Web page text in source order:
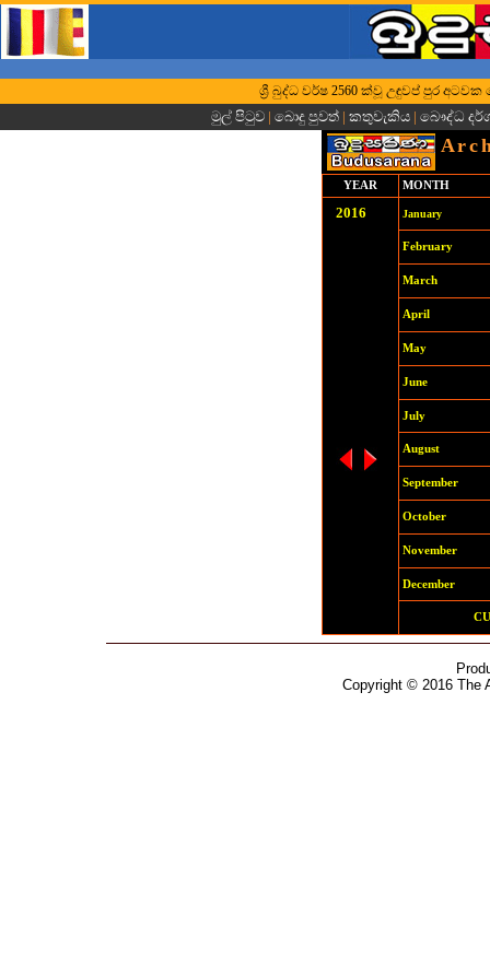
ශ්‍රී බුද්ධ වර්ෂ 2560 ක්වූ උඳුවප් පුර අටවක
මුල් පිටුව | බොදු පුවත්| කතුවැකිය| බෞද්ධ
YEAR MONTH
2016 January
February
March
April
May
June
July
August
September
October
November
December
Copyright © 2016 The